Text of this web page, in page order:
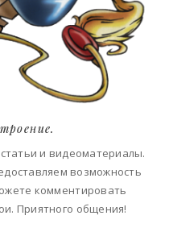
и видеоматериалы.
возможность
комментировать
Приятного общения!